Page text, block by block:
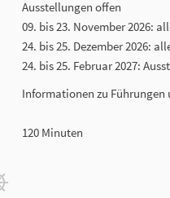
Ausstellungen offen
09. bis 23. November 2026:
24. bis 25. Dezember 2026:
24. bis 25. Februar 2027:
Informationen zu
120 Minuten